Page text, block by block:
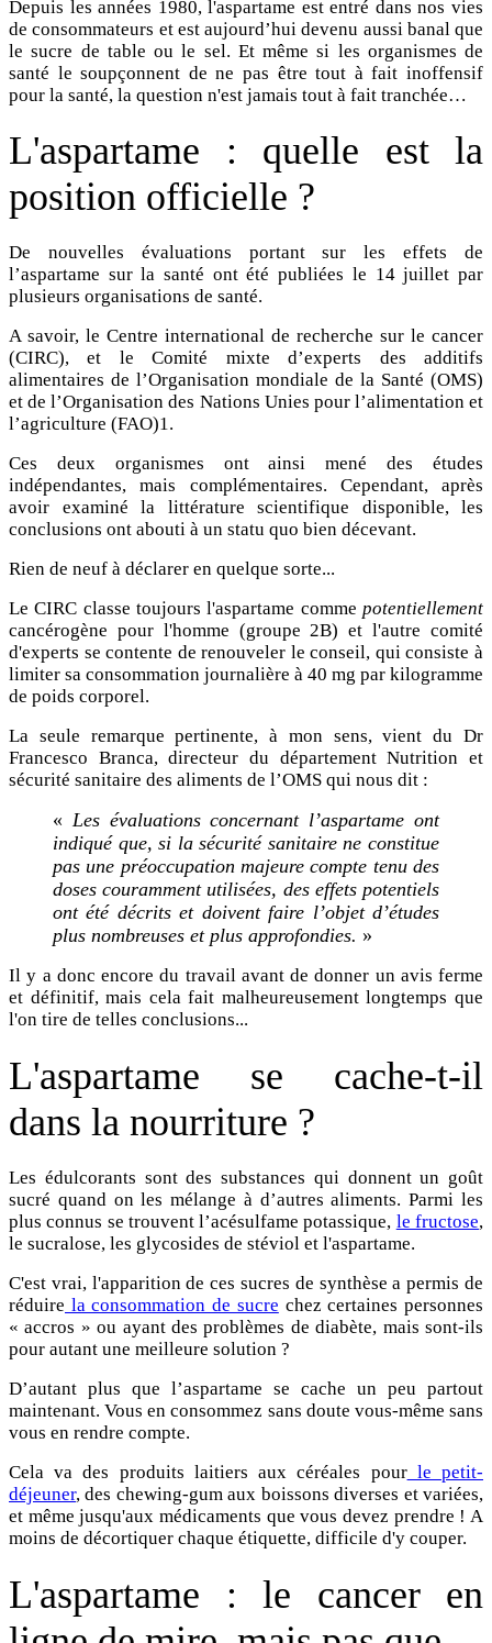
Depuis les années 1980, l'aspartame est entré dans nos vies
de consommateurs et est aujourd’hui devenu aussi banal que
le sucre de table ou le sel. Et même si les organismes de
santé le soupçonnent de ne pas être tout à fait inoffensif
pour la santé, la question n'est jamais tout à fait tranchée…
L'aspartame : quelle est la
position officielle ?
De nouvelles évaluations portant sur les effets de
l’aspartame sur la santé ont été publiées le 14 juillet par
plusieurs organisations de santé.
A savoir, le Centre international de recherche sur le cancer
(CIRC), et le Comité mixte d’experts des additifs
alimentaires de l’Organisation mondiale de la Santé (OMS)
et de l’Organisation des Nations Unies pour l’alimentation et
l’agriculture (FAO)1.
Ces deux organismes ont ainsi mené des études
indépendantes, mais complémentaires. Cependant, après
avoir examiné la littérature scientifique disponible, les
conclusions ont abouti à un statu quo bien décevant.
Rien de neuf à déclarer en quelque sorte...
Le CIRC classe toujours l'aspartame comme potentiellement
cancérogène pour l'homme (groupe 2B) et l'autre comité
d'experts se contente de renouveler le conseil, qui consiste à
limiter sa consommation journalière à 40 mg par kilogramme
de poids corporel.
La seule remarque pertinente, à mon sens, vient du Dr
Francesco Branca, directeur du département Nutrition et
sécurité sanitaire des aliments de l’OMS qui nous dit :
« Les évaluations concernant l’aspartame ont
indiqué que, si la sécurité sanitaire ne constitue
pas une préoccupation majeure compte tenu des
doses couramment utilisées, des effets potentiels
ont été décrits et doivent faire l’objet d’études
plus nombreuses et plus approfondies. »
Il y a donc encore du travail avant de donner un avis ferme
et définitif, mais cela fait malheureusement longtemps que
l'on tire de telles conclusions...
L'aspartame se cache-t-il
dans la nourriture ?
Les édulcorants sont des substances qui donnent un goût
sucré quand on les mélange à d’autres aliments. Parmi les
plus connus se trouvent l’acésulfame potassique, le fructose,
le sucralose, les glycosides de stéviol et l'aspartame.
C'est vrai, l'apparition de ces sucres de synthèse a permis de
réduire la consommation de sucre chez certaines personnes
« accros » ou ayant des problèmes de diabète, mais sont-ils
pour autant une meilleure solution ?
D’autant plus que l’aspartame se cache un peu partout
maintenant. Vous en consommez sans doute vous-même sans
vous en rendre compte.
Cela va des produits laitiers aux céréales pourle petit-
déjeuner, des chewing-gum aux boissons diverses et variées,
et même jusqu'aux médicaments que vous devez prendre ! A
moins de décortiquer chaque étiquette, difficile d'y couper.
L'aspartame : le cancer en